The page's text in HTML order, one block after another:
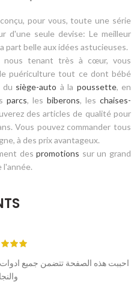
pour vous, toute une série
d'une seule devise: Le meilleur
part belle aux idées astucieuses.
tenant très à cœur, vous
puériculture tout ce dont bébé
du siège-auto à la poussette, en
parcs, les biberons, leschaises-
des articles de qualité pour
Vous pouvez commander tous
à des prix avantageux.
despromotions sur un grand
احببت هذه الصفحة تتضمن جميع ادوات